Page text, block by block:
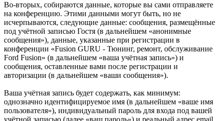
Во-вторых, собираются данные, которые вы сами отправляете
на конференцию. Этими данными могут быть, но не
исчерпываются, следующие данные: сообщения, размещённые
под учётной записью Гостя (в дальнейшем «анонимные
сообщения»), данные, указанные при регистрации в
конференции «Fusion GURU - Тюнинг, ремонт, обслуживание
Ford Fusion» (в дальнейшем «ваша учётная запись») и
сообщения, оставленные вами после регистрации и
авторизации (в дальнейшем «ваши сообщения»).
Ваша учётная запись будет содержать, как минимум:
однозначно идентифицируемое имя (в дальнейшем «ваше имя
пользователя»), индивидуальный пароль для входа под вашей